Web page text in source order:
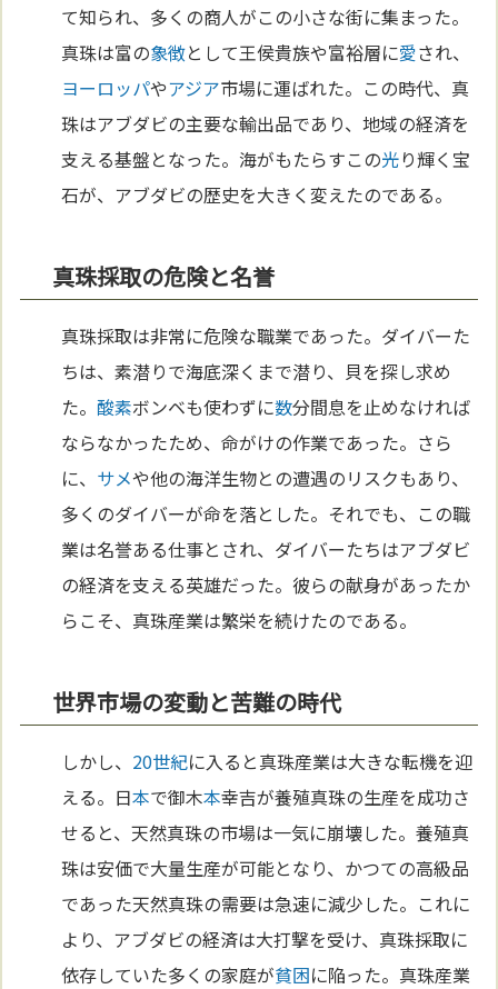
て知られ、多くの商人がこの小さな街に集まった。
真珠は富の象徴として王侯貴族や富裕層に愛され、
ヨーロッパやアジア市場に運ばれた。この時代、真
珠はアブダビの主要な輸出品であり、地域の経済を
支える基盤となった。海がもたらすこの光り輝く宝
石が、アブダビの歴史を大きく変えたのである。
真珠採取の危険と名誉
真珠採取は非常に危険な職業であった。ダイバーた
ちは、素潜りで海底深くまで潜り、貝を探し求め
た。酸素ボンベも使わずに数分間息を止めなければ
ならなかったため、命がけの作業であった。さら
に、 サメや他の海洋生物との遭遇のリスクもあり、
多くのダイバーが命を落とした。それでも、この職
業は名誉ある仕事とされ、ダイバーたちはアブダビ
の経済を支える英雄だった。彼らの献身があったか
らこそ、真珠産業は繁栄を続けたのである。
世界市場の変動と苦難の時代
しかし、 20世紀に入ると真珠産業は大きな転機を迎
える。日本で御木本幸吉が養殖真珠の生産を成功さ
せると、天然真珠の市場は一気に崩壊した。養殖真
珠は安価で大量生産が可能となり、かつての高級品
であった天然真珠の需要は急速に減少した。これに
より、アブダビの経済は大打撃を受け、真珠採取に
依存していた多くの家庭が貧困に陥った。真珠産業